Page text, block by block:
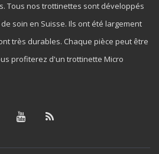
Tous nos trottinettes sont développés
soin en Suisse. Ils ont été largement
très durables. Chaque pièce peut être
profiterez d'un trottinette Micro